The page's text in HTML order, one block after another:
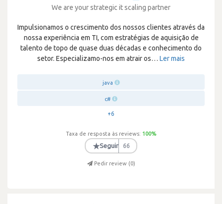
We are your strategic it scaling partner
Impulsionamos o crescimento dos nossos clientes através da
nossa experiência em TI, com estratégias de aquisição de
talento de topo de quase duas décadas e conhecimento do
setor. Especializamo-nos em atrair os… Ler mais
java
c#
+6
Taxa de resposta às reviews: 100%
★Seguir 66
Pedir review (0)